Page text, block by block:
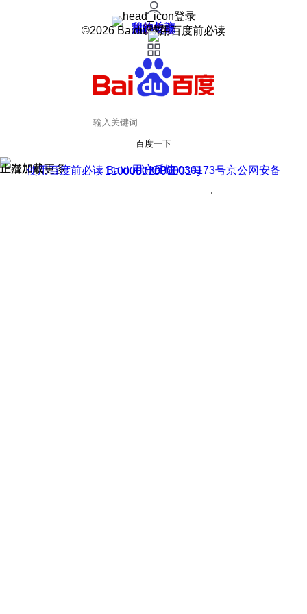
登录
我的关注
我的收藏
皮肤中心
用户反馈
设置
©2026 Baidu 使用百度前必读
百度一下
正在加载
上滑加载更多 用户反馈
使用百度前必读 Baidu 京ICP证030173号
京公网安备11000002000001号